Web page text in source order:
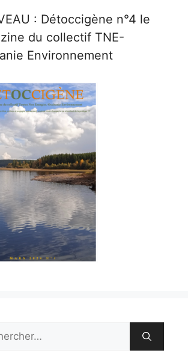
: Détoccigène n°4 le
du collectif TNE-
Environnement
: